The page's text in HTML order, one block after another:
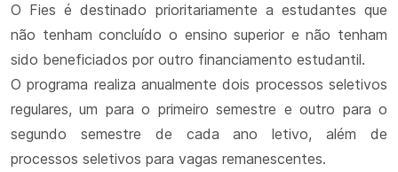
O Fies é destinado prioritariamente a estudantes que
não tenham concluído o ensino superior e não tenham
sido beneficiados por outro financiamento estudantil.
O programa realiza anualmente dois processos seletivos
regulares, um para o primeiro semestre e outro para o
segundo semestre de cada ano letivo, além de
processos seletivos para vagas remanescentes.